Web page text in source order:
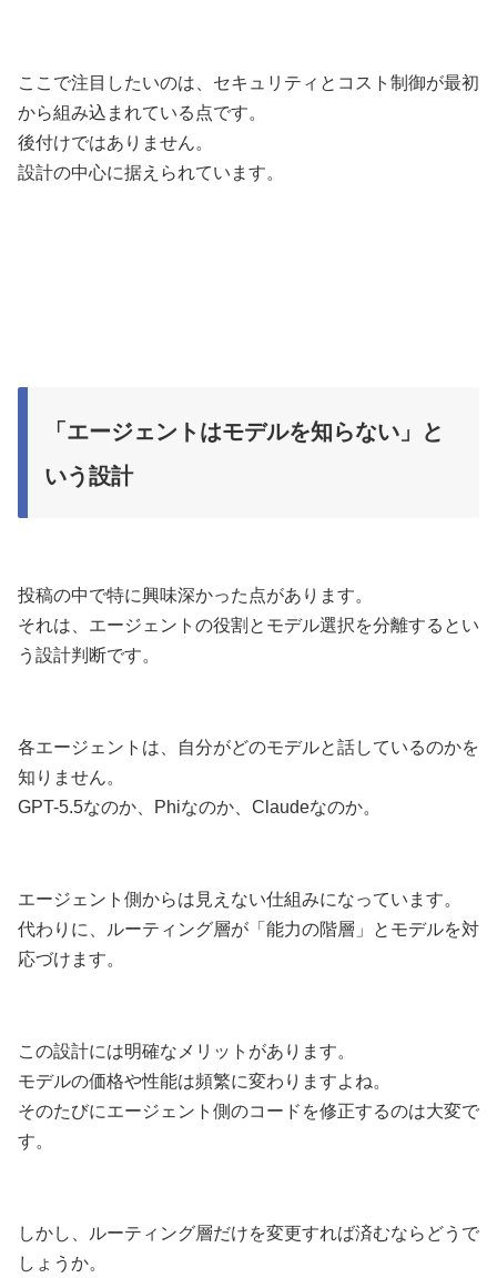
ここで注目したいのは、セキュリティとコスト制御が最初
から組み込まれている点です。
後付けではありません。
設計の中心に据えられています。
「エージェントはモデルを知らない」と
いう設計
投稿の中で特に興味深かった点があります。
それは、エージェントの役割とモデル選択を分離するとい
う設計判断です。
各エージェントは、自分がどのモデルと話しているのかを
知りません。
GPT-5.5なのか、Phiなのか、Claudeなのか。
エージェント側からは見えない仕組みになっています。
代わりに、ルーティング層が「能力の階層」とモデルを対
応づけます。
この設計には明確なメリットがあります。
モデルの価格や性能は頻繁に変わりますよね。
そのたびにエージェント側のコードを修正するのは大変で
す。
しかし、ルーティング層だけを変更すれば済むならどうで
しょうか。